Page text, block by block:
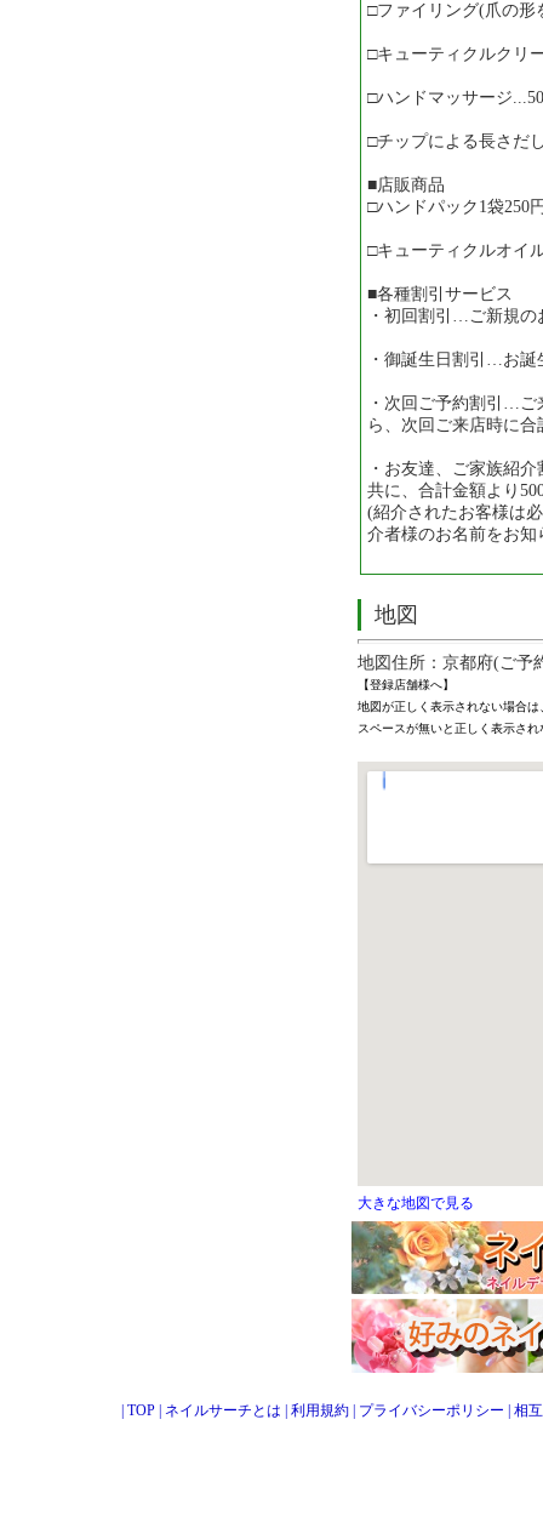
□ファイリング(爪の形
□キューティクルクリ
□ハンドマッサージ
□チップによる長さだ
■店販商品
□ハンドパック1袋250
□キューティクルオイ
■各種割引サービス
・初回割引…ご新規の
・御誕生日割引…お誕
・次回ご予約割引…
ら、次回ご来店時に合
・お友達、ご家族紹
共に、合計金額より
(紹介されたお客様は
介者様のお名前をお
地図
地図住所：京都府(ご予
【登録店舗様へ】
地図が正しく表示されない場合
スペースが無いと正しく表示さ
大きな地図で見る
TOP ネイルサーチとは 利用規約 プライバシーポリシー 相